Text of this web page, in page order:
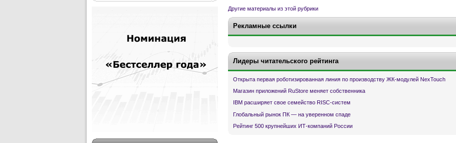
Другие материалы из этой рубрики
Рекламные ссылки
Лидеры читательского рейтинга
Открыта первая роботизированная линия по производству ЖК-модулей NexTouch
Магазин приложений RuStore меняет собственника
IBM расширяет свое семейство RISC-систем
Глобальный рынок ПК — на уверенном спаде
Рейтинг 500 крупнейших ИТ-компаний России